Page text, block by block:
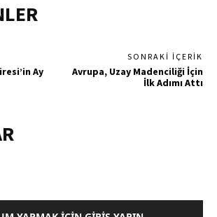
Ay
SONRAKI İÇERIK
Avrupa, Uzay Madenciliği İçin
İlk Adımı Attı